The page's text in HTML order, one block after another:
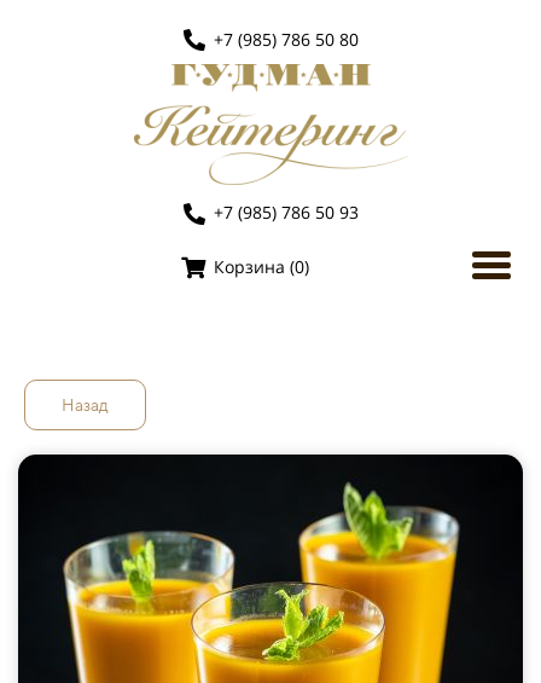
+7 (985) 786 50 80
+7 (985) 786 50 93
Корзина (0)
Назад